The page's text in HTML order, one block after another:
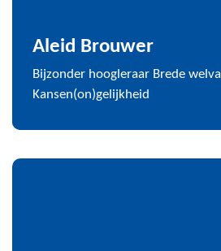
Aleid Brouwer
Bijzonder hoogleraar Brede
Kansen(on)gelijkheid